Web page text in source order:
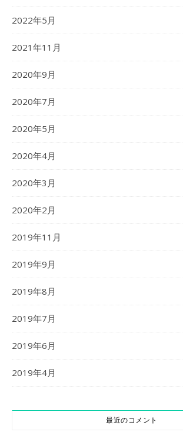
2022年5月
2021年11月
2020年9月
2020年7月
2020年5月
2020年4月
2020年3月
2020年2月
2019年11月
2019年9月
2019年8月
2019年7月
2019年6月
2019年4月
最近のコメント